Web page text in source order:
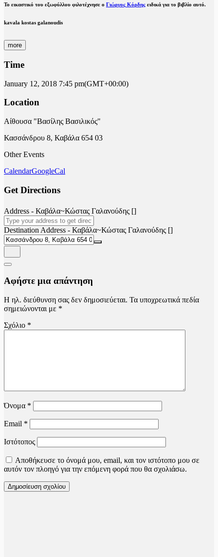
Το εικαστικό του εξωφύλλου φιλοτέχνησε ο Γιώργος Κόρδης ειδικά για το βιβλίο αυτό.
kavala kostas galanoudis
more
Time
January 12, 2018 7:45 pm(GMT+00:00)
Location
Αίθουσα "Βασίλης Βασιλικός"
Κασσάνδρου 8, Καβάλα 654 03
Other Events
CalendarGoogleCal
Get Directions
Address - Καβάλα~Κώστας Γαλανούδης []
Destination Address - Καβάλα~Κώστας Γαλανούδης []
Αφήστε μια απάντηση
Η ηλ. διεύθυνση σας δεν δημοσιεύεται. Τα υποχρεωτικά πεδία
σημειώνονται με *
Σχόλιο *
Όνομα *
Email *
Ιστότοπος
Αποθήκευσε το όνομά μου, email, και τον ιστότοπο μου σε
αυτόν τον πλοηγό για την επόμενη φορά που θα σχολιάσω.